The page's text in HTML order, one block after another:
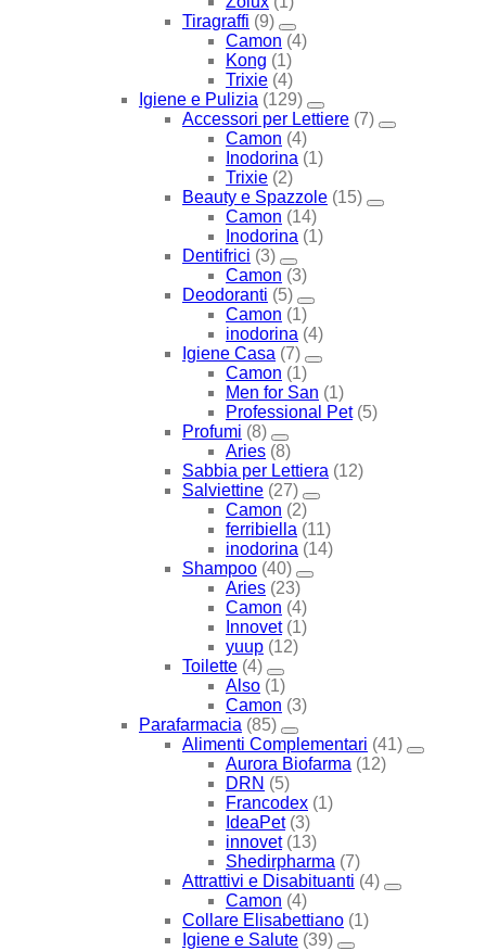
Tiragraffi (9)
Camon (4)
Kong (1)
Trixie (4)
Igiene e Pulizia (129)
Accessori per Lettiere (7)
Camon (4)
Inodorina (1)
Trixie (2)
Beauty e Spazzole (15)
Camon (14)
Inodorina (1)
Dentifrici (3)
Camon (3)
Deodoranti (5)
Camon (1)
inodorina (4)
Igiene Casa (7)
Camon (1)
Men for San (1)
Professional Pet (5)
Profumi (8)
Aries (8)
Sabbia per Lettiera (12)
Salviettine (27)
Camon (2)
ferribiella (11)
inodorina (14)
Shampoo (40)
Aries (23)
Camon (4)
Innovet (1)
yuup (12)
Toilette (4)
Also (1)
Camon (3)
Parafarmacia (85)
Alimenti Complementari (41)
Aurora Biofarma (12)
DRN (5)
Francodex (1)
IdeaPet (3)
innovet (13)
Shedirpharma (7)
Attrattivi e Disabituanti (4)
Camon (4)
Collare Elisabettiano (1)
Igiene e Salute (39)